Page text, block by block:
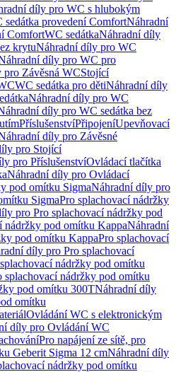
díly pro WC s hlubokým
sedátka provedení ComfortNáhradní
ComfortWC sedátkaNáhradní díly
krytuNáhradní díly pro WC
díly pro WC pro
Závěsná WCStojící
WC sedátka pro dětiNáhradní díly
Náhradní díly pro WC
díly pro WC sedátka bez
PříslušenstvíPřipojeníUpevňovací
díly pro Závěsné
pro Stojící
pro PříslušenstvíOvládací tlačítka
Náhradní díly pro Ovládací
pod omítku SigmaNáhradní díly pro
SigmaPro splachovací nádržky
pro Pro splachovací nádržky pod
nádržky pod omítku KappaNáhradní
pod omítku KappaPro splachovací
díly pro Pro splachovací
nádržky pod omítku
nádržky pod omítku
pod omítku 300TNáhradní díly
omítku
Ovládání WC s elektronickým
díly pro Ovládání WC
Pro napájení ze sítě, pro
Geberit Sigma 12 cmNáhradní díly
nádržky pod omítku